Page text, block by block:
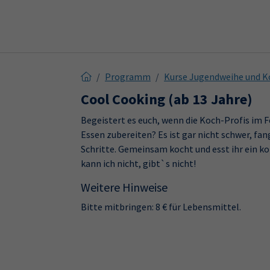
Programm Kurse Jugendweihe und
Cool Cooking (ab 13 Jahre)
Begeistert es euch, wenn die Koch-Profis im
Essen zubereiten? Es ist gar nicht schwer,
Schritte. Gemeinsam kocht und esst ihr ein
kann ich nicht, gibt`s nicht!
Weitere Hinweise
Bitte mitbringen: 8 € für Lebensmittel.